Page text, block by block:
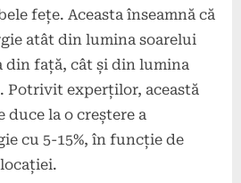
fețe. Aceasta înseamnă că
atât din lumina soarelui
din față, cât și din lumina
Potrivit experților, această
la o creștere a
cu 5-15%, în funcție de